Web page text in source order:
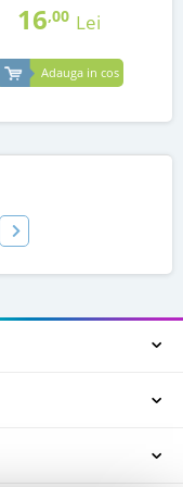
16,00 Lei
Adauga in cos